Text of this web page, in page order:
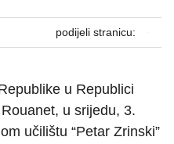
podijeli stranicu:
u Republici
u srijedu, 3.
učilištu “Petar Zrinski”